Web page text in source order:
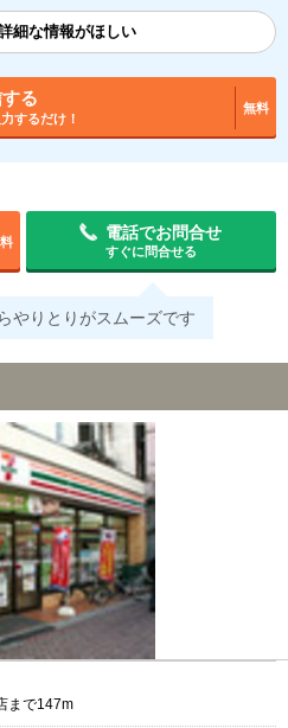
細な情報がほしい
る
するだけ！
無料
電話でお問合せ
すぐに問合せる
やりとりがスムーズです
まで147m